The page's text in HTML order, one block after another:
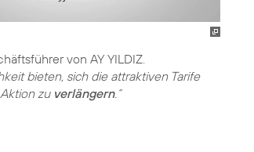
von AY YILDIZ.
bieten, sich die attraktiven Tarife
zu verlängern.“